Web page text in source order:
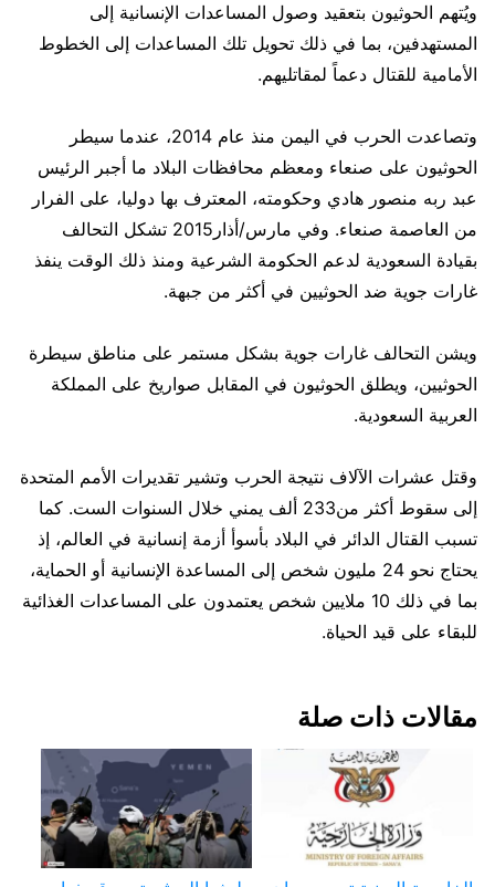
ويُتهم الحوثيون بتعقيد وصول المساعدات الإنسانية إلى
المستهدفين، بما في ذلك تحويل تلك المساعدات إلى الخطوط
الأمامية للقتال دعماً لمقاتليهم.
وتصاعدت الحرب في اليمن منذ عام 2014، عندما سيطر
الحوثيون على صنعاء ومعظم محافظات البلاد ما أجبر الرئيس
عبد ربه منصور هادي وحكومته، المعترف بها دوليا، على الفرار
من العاصمة صنعاء. وفي مارس/أذار2015 تشكل التحالف
بقيادة السعودية لدعم الحكومة الشرعية ومنذ ذلك الوقت ينفذ
غارات جوية ضد الحوثيين في أكثر من جبهة.
ويشن التحالف غارات جوية بشكل مستمر على مناطق سيطرة
الحوثيين، ويطلق الحوثيون في المقابل صواريخ على المملكة
العربية السعودية.
وقتل عشرات الآلاف نتيجة الحرب وتشير تقديرات الأمم المتحدة
إلى سقوط أكثر من233 ألف يمني خلال السنوات الست. كما
تسبب القتال الدائر في البلاد بأسوأ أزمة إنسانية في العالم، إذ
يحتاج نحو 24 مليون شخص إلى المساعدة الإنسانية أو الحماية،
بما في ذلك 10 ملايين شخص يعتمدون على المساعدات الغذائية
للبقاء على قيد الحياة.
مقالات ذات صلة